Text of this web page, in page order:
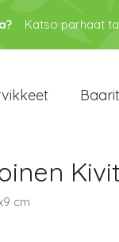
Katso parhaat
cm